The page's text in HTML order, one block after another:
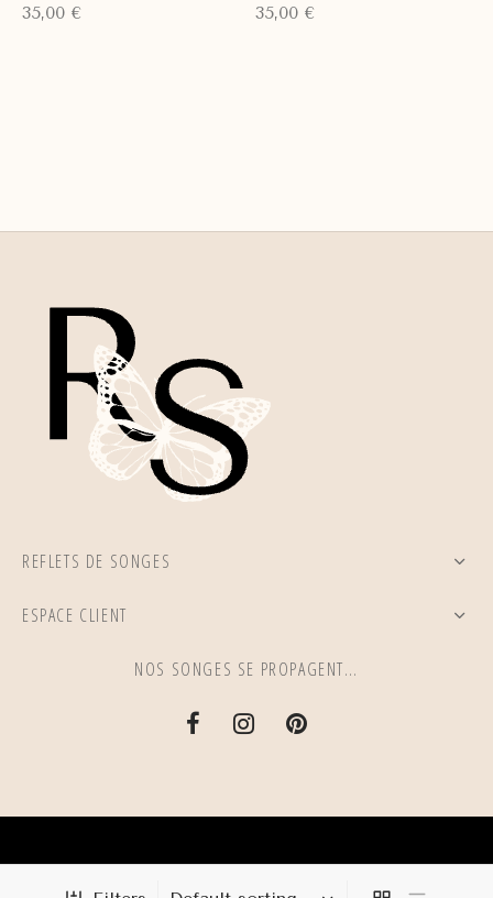
35,00 €
35,00 €
REFLETS DE SONGES
ESPACE CLIENT
NOS SONGES SE PROPAGENT…